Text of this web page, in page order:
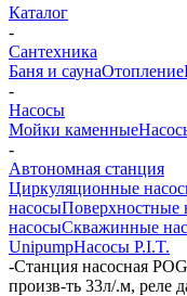
Каталог
-
Сантехника
Баня и саунаОтопление
-
Насосы
Мойки каменные
-
Автономная станция
Циркуляционные
насосыПоверхностные
насосыСкважинные
UnipumpНасосы P.I.T.
-Станция насосная
произв-ть 33л/.м, реле